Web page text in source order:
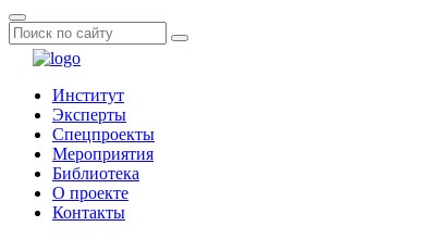
Институт
Эксперты
Спецпроекты
Мероприятия
Библиотека
О проекте
Контакты